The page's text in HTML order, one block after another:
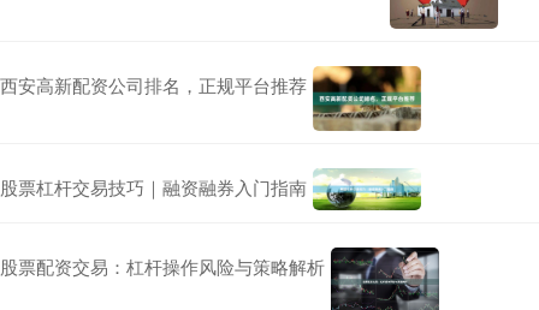
西安高新配资公司排名，正规平台推荐
股票杠杆交易技巧｜融资融券入门指南
股票配资交易：杠杆操作风险与策略解析